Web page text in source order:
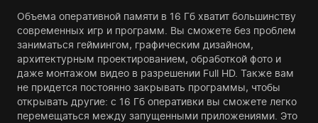
Объема оперативной памяти в 16 Гб хватит большинству
современных игр и программ. Вы сможете без проблем
заниматься геймингом, графическим дизайном,
архитектурным проектированием, обработкой фото и
даже монтажом видео в разрешении Full HD. Также вам
не придется постоянно закрывать программы, чтобы
открывать другие: с 16 Гб оперативки вы сможете легко
перемещаться между запущенными приложениями. Это